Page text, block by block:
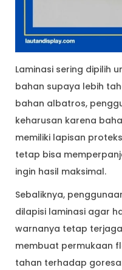
Laminasi sering dipilih
bahan supaya lebih
bahan albatros,
keharusan karena
memiliki lapisan
tetap bisa
ingin hasil maksimal.
Sebaliknya,
dilapisi laminasi agar
warnanya tetap
membuat permukaan
tahan terhadap